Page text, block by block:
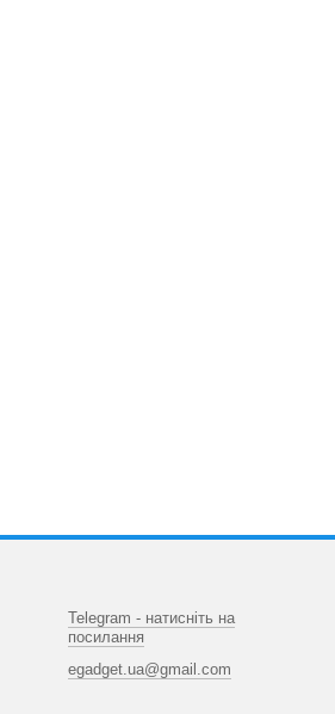
Telegram - натисніть на
посилання
egadget.ua@gmail.com